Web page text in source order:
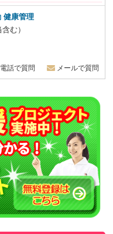
健康管理
む）
電話で質問 メールで質問